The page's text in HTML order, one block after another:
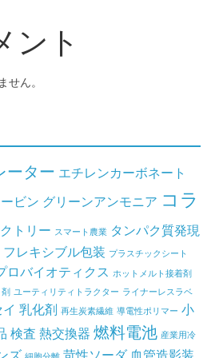
ント
ん。
ーター エチレンカーボネート
ビン グリーンアンモニア コラ
トリー スマート農業 タンパク質発現
フレキシブル包装 プラスチックシート
ロバイオティクス ホットメルト接着剤
剤 ユーティリティトラクター ライナーレスラベ
乳化剤 再生炭素繊維 導電性ポリマー 小
検査 熱交換器 燃料電池 産業用冷
ズ 苛性ソーダ 血管造影装